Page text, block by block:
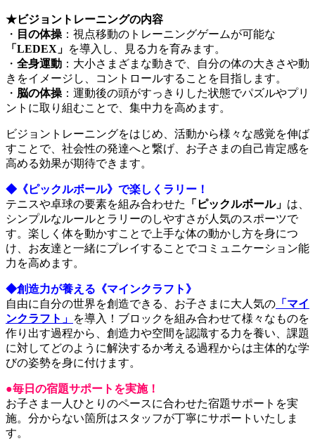
★ビジョントレーニングの内容
・ 目の体操 ：視点移動のトレーニングゲームが可能な
「LEDEX」 を導入し、見る力を育みます。
・ 全身運動 ：大小さまざまな動きで、自分の体の大きさや動
きをイメージし、コントロールすることを目指します。
・ 脳の体操 ：運動後の頭がすっきりした状態でパズルやプリ
ントに取り組むことで、集中力を高めます。
ビジョントレーニングをはじめ、活動から様々な感覚を伸ば
すことで、社会性の発達へと繋げ、お子さまの自己肯定感を
高める効果が期待できます。
◆《ピックルボール》で楽しくラリー！
テニスや卓球の要素を組み合わせた
「ピックルボール」 は、
シンプルなルールとラリーのしやすさが人気のスポーツで
す。楽しく体を動かすことで上手な体の動かし方を身につ
け、お友達と一緒にプレイすることでコミュニケーション能
力を高めます。
◆創造力が養える《マインクラフト》
自由に自分の世界を創造できる、お子さまに大人気の 「マイ
ンクラフト」 を導入！ブロックを組み合わせて様々なものを
作り出す過程から、創造力や空間を認識する力を養い、課題
に対してどのように解決するか考える過程からは主体的な学
びの姿勢を身に付けます。
●毎日の宿題サポートを実施！
お子さま一人ひとりのペースに合わせた宿題サポートを実
施。分からない箇所はスタッフが丁寧にサポートいたしま
す。